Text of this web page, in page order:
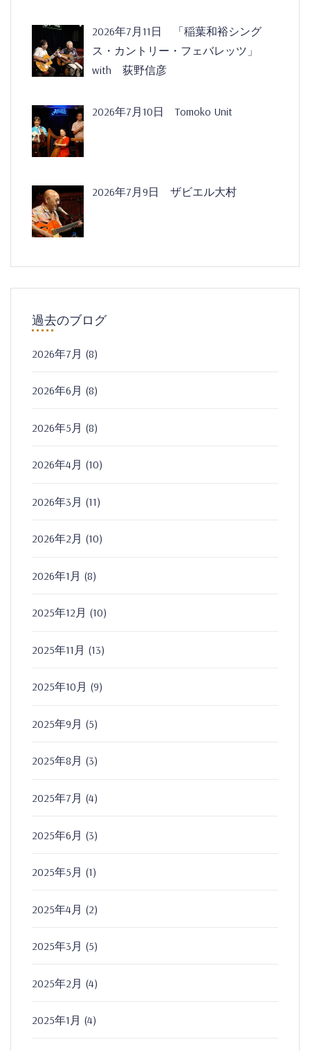
2026年7月11日 「稲葉和裕シング
ス・カントリー・フェバレッツ」
with 荻野信彦
2026年7月10日 Tomoko Unit
2026年7月9日 ザビエル大村
過去のブログ
2026年7月 (8)
2026年6月 (8)
2026年5月 (8)
2026年4月 (10)
2026年3月 (11)
2026年2月 (10)
2026年1月 (8)
2025年12月 (10)
2025年11月 (13)
2025年10月 (9)
2025年9月 (5)
2025年8月 (3)
2025年7月 (4)
2025年6月 (3)
2025年5月 (1)
2025年4月 (2)
2025年3月 (5)
2025年2月 (4)
2025年1月 (4)